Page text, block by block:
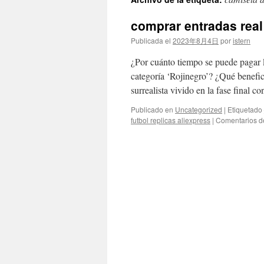
contenido
comprar entradas
Publicada el 2023年8月4日 poristern
¿Por cuánto tiempo se puede
categoría ‘Rojinegro’? ¿Qué
surrealista vivido en la fase final
Publicado en Uncategorized | Etiquetado
futbol replicas aliexpress | Comentarios